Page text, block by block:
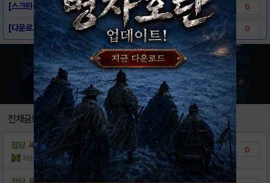
[스크린샷] - 로망의 세계정복 for kak.. 0
[다운로드링크] - 로망의 세계정복 for k.. 0
전체글보기
잡담 세계는 항상 정복하는 맛이 있지요
지솟현 조회수:10 | 18.12.07
0